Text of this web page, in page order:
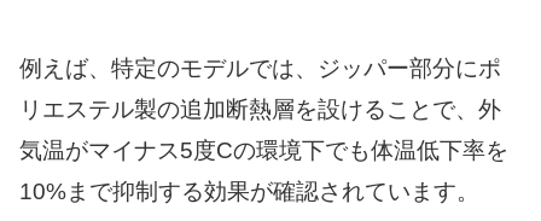
例えば、特定のモデルでは、ジッパー部分にポ
リエステル製の追加断熱層を設けることで、外
気温がマイナス5度Cの環境下でも体温低下率を
10%まで抑制する効果が確認されています。